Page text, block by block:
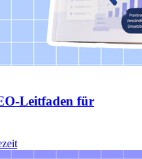
Leitfaden für